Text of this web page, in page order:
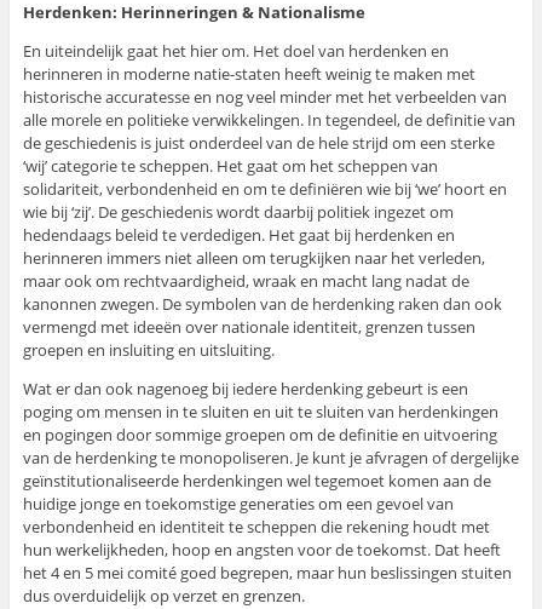
Herdenken: Herinneringen & Nationalisme
En uiteindelijk gaat het hier om. Het doel van herdenken en
herinneren in moderne natie-staten heeft weinig te maken met
historische accuratesse en nog veel minder met het verbeelden van
alle morele en politieke verwikkelingen. In tegendeel, de definitie van
de geschiedenis is juist onderdeel van de hele strijd om een sterke
‘wij’ categorie te scheppen. Het gaat om het scheppen van
solidariteit, verbondenheid en om te definiëren wie bij ‘we’ hoort en
wie bij ‘zij’. De geschiedenis wordt daarbij politiek ingezet om
hedendaags beleid te verdedigen. Het gaat bij herdenken en
herinneren immers niet alleen om terugkijken naar het verleden,
maar ook om rechtvaardigheid, wraak en macht lang nadat de
kanonnen zwegen. De symbolen van de herdenking raken dan ook
vermengd met ideeën over nationale identiteit, grenzen tussen
groepen en insluiting en uitsluiting.
Wat er dan ook nagenoeg bij iedere herdenking gebeurt is een
poging om mensen in te sluiten en uit te sluiten van herdenkingen
en pogingen door sommige groepen om de definitie en uitvoering
van de herdenking te monopoliseren. Je kunt je afvragen of dergelijke
geïnstitutionaliseerde herdenkingen wel tegemoet komen aan de
huidige jonge en toekomstige generaties om een gevoel van
verbondenheid en identiteit te scheppen die rekening houdt met
hun werkelijkheden, hoop en angsten voor de toekomst. Dat heeft
het 4 en 5 mei comité goed begrepen, maar hun beslissingen stuiten
dus overduidelijk op verzet en grenzen.